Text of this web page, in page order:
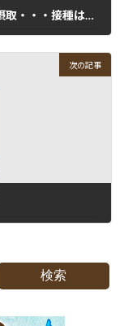
寒くなりました。インフルエンザの予防摂取・・・接種はしましたか？
次の記事
検索